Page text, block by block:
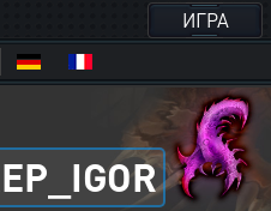
ИГРА